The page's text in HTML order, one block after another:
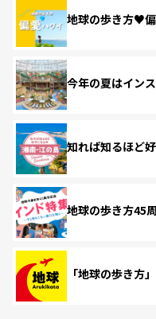
地球の歩き方♥
今年の夏はイン
知れば知るほど
地球の歩き方45
「地球の歩き方